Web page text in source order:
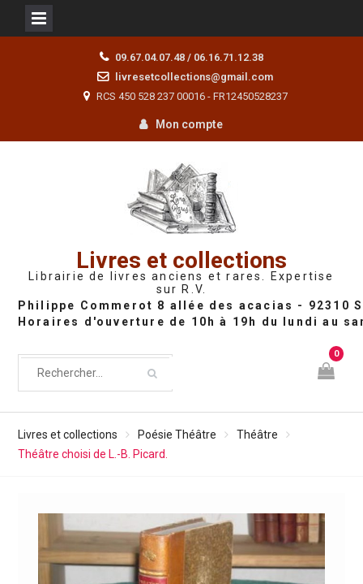
09.67.04.07.48 / 06.16.71.12.38
livresetcollections@gmail.com
RCS 450 528 237 00016 - FR12450528237
Mon compte
Livres et collections
Librairie de livres anciens et rares. Expertise
sur R.V.
0
Livres et collections Poésie Théâtre
Théâtre
Théâtre choisi de L.-B. Picard.